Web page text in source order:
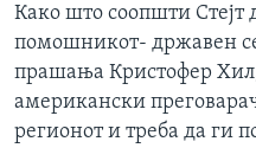
Како што соопшти Стејт
помошникот- државен
прашања Кристофер Хил,
американски
регионот и треба да ги